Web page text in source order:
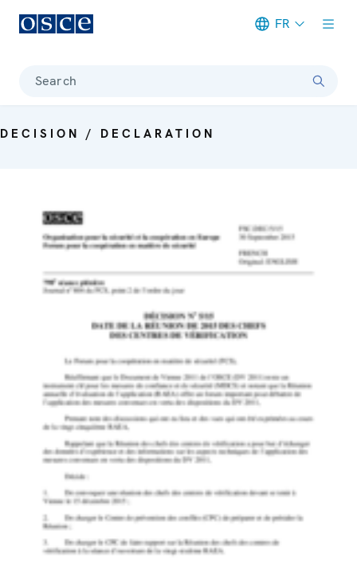
FR
Search
DECISION / DECLARATION